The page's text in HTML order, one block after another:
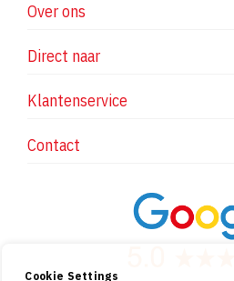
Over ons
Direct naar
Klantenservice
Contact
Cookie Settings